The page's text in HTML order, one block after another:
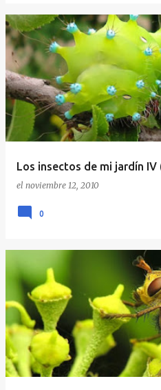
Los insectos de mi jardín
el noviembre 12, 2010
0